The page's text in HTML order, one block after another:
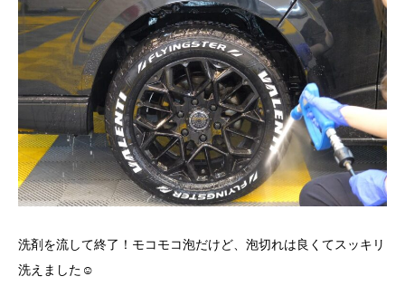
洗剤を流して終了！モコモコ泡だけど、泡切れは良くてスッキリ
洗えました☺